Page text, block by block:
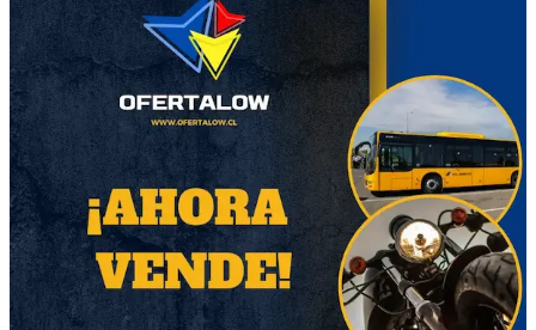
$10.000
Región Metropolitana
Producto Usado
$15.000
Región Metropolitana
Producto Usado
47